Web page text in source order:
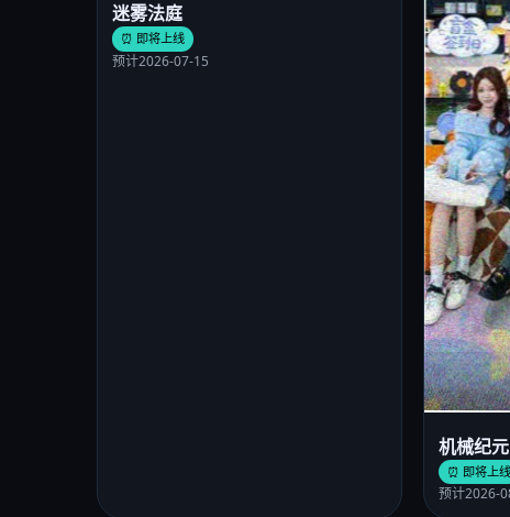
迷雾法庭
⏰ 即将上线
预计2026-07-15
机械纪元
⏰ 即将上线
预计2026-